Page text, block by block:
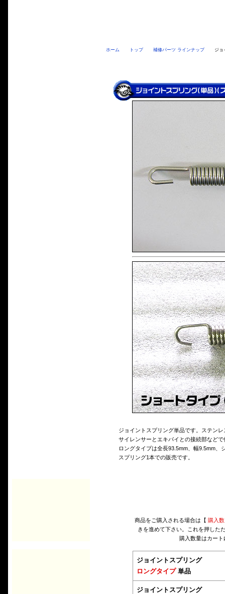
ホーム トップ 補修パーツ ラインナップ ジョ
ジョイントスプリング単品です。ステンレ
サイレンサーとエキパイとの接続部など
ロングタイプは全長93.5mm、幅9.5mm、
スプリング1本での販売です。
商品をご購入される場合は【 購入数
きを進めて下さい。これを押した
購入数量はカー
ジョイントスプリング
ロングタイプ単品
ジョイントスプリング